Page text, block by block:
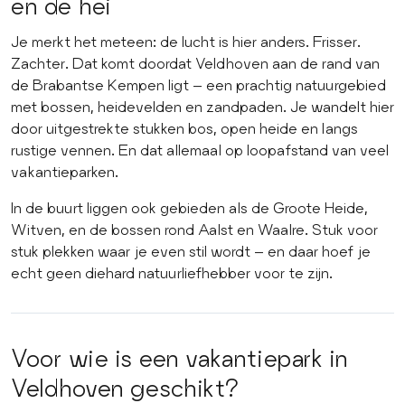
Je merkt het meteen: de lucht is hier anders. Frisser.
Zachter. Dat komt doordat Veldhoven aan de rand van
de Brabantse Kempen ligt – een prachtig natuurgebied
met bossen, heidevelden en zandpaden. Je wandelt hier
door uitgestrekte stukken bos, open heide en langs
rustige vennen. En dat allemaal op loopafstand van veel
vakantieparken.
In de buurt liggen ook gebieden als de Groote Heide,
Witven, en de bossen rond Aalst en Waalre. Stuk voor
stuk plekken waar je even stil wordt – en daar hoef je
echt geen diehard natuurliefhebber voor te zijn.
Voor wie is een vakantiepark in
Veldhoven geschikt?